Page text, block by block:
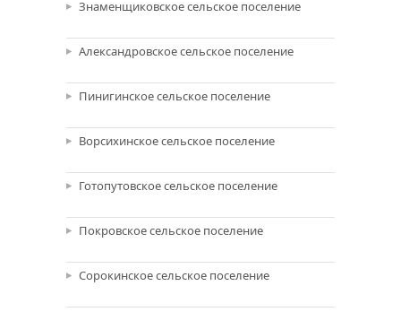
Знаменщиковское сельское поселение
Александровское сельское поселение
Пинигинское сельское поселение
Ворсихинское сельское поселение
Готопутовское сельское поселение
Покровское сельское поселение
Сорокинское сельское поселение